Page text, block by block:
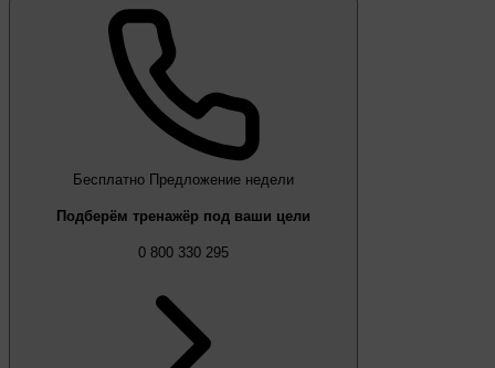
Бесплатно Предложение недели
Подберём тренажёр под ваши цели
0 800 330 295